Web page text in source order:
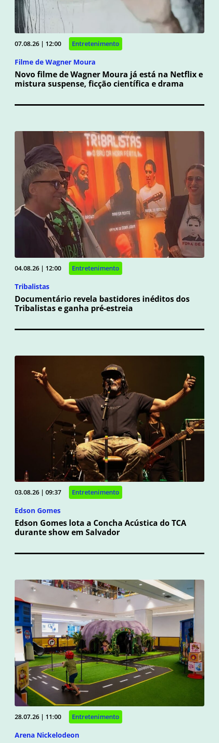
07.08.26 | 12:00 Entretenimento
Filme de Wagner Moura
Novo filme de Wagner Moura já está na Netflix e
mistura suspense, ficção científica e drama
04.08.26 | 12:00 Entretenimento
Tribalistas
Documentário revela bastidores inéditos dos
Tribalistas e ganha pré-estreia
03.08.26 | 09:37 Entretenimento
Edson Gomes
Edson Gomes lota a Concha Acústica do TCA
durante show em Salvador
28.07.26 | 11:00 Entretenimento
Arena Nickelodeon